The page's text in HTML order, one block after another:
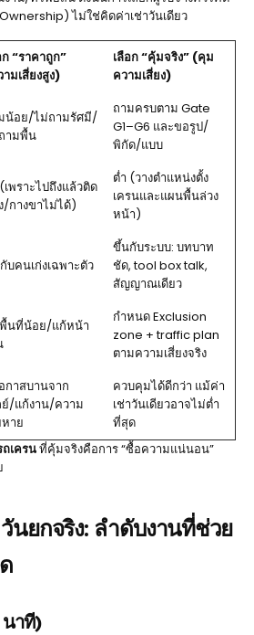
ไม่ใช่คิดค่าเช่าวันเดียว
ก “ราคาถูก”
มเสี่ยงสูง)
เลือก “คุ้มจริง” (คุม
ความเสี่ยง)
น้อย/ไม่ถามรัศมี/
ามพื้น
ถามครบตาม Gate
G1–G6 และขอรูป/
พิกัด/แบบ
เพราะไปถึงแล้วติด
/กางขาไม่ได้)
ต่ำ (วางตำแหน่งตั้ง
เครนและแผนพื้นล่วง
หน้า)
บคนเก่งเฉพาะตัว
ขึ้นกับระบบ: บทบาท
ชัด, tool box talk,
สัญญาณเดียว
นที่น้อย/แก้หน้า
กำหนด Exclusion
zone + traffic plan
ตามความเสี่ยงจริง
กาสบานจาก
ย์/แก้งาน/ความ
หาย
ควบคุมได้ดีกว่า แม้ค่า
เช่าวันเดียวอาจไม่ต่ำ
ที่สุด
ถเครนที่คุ้มจริงคือการ “ซื้อความแน่นอน”
นยกจริง: ลำดับงานที่ช่วย
าที)